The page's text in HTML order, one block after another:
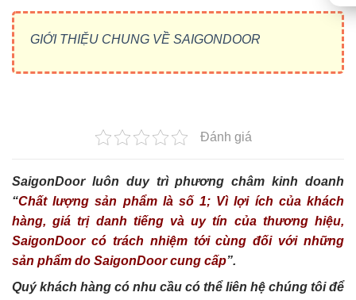
GIỚI THIỆU CHUNG VỀ SAIGONDOOR
Đánh giá
SaigonDoor luôn duy trì phương châm kinh doanh
“Chất lượng sản phẩm là số 1; Vì lợi ích của khách
hàng, giá trị danh tiếng và uy tín của thương hiệu,
SaigonDoor có trách nhiệm tới cùng đối với những
sản phẩm do SaigonDoor cung cấp”.
Quý khách hàng có nhu cầu có thể liên hệ chúng tôi để